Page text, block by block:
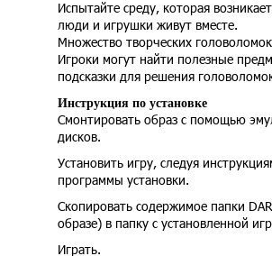
Испытайте среду, которая
люди и игрушки живут вместе.
Множество творческих
Игроки могут найти полезные
подсказки для решения
Инструкция по установке
Смонтировать образ с помощью
дисков.
Установить игру, следуя
программы установки.
Скопировать содержимое папки
образе) в папку с установленной
Играть.